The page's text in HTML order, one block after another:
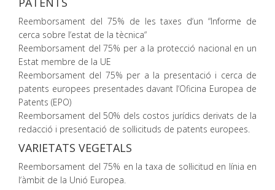
Reemborsament del 75% de les taxes d‘un “Informe de
cerca sobre l‘estat de la tècnica“
Reemborsament del 75% per a la protecció nacional en un
Estat membre de la UE
Reemborsament del 75% per a la presentació i cerca de
patents europees presentades davant l‘Oficina Europea de
Patents (EPO)
Reemborsament del 50% dels costos jurídics derivats de la
redacció i presentació de sol·licituds de patents europees.
VARIETATS VEGETALS
Reemborsament del 75% en la taxa de sol·licitud en línia en
l‘àmbit de la Unió Europea.